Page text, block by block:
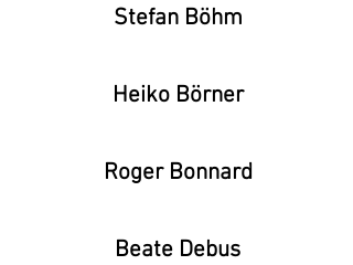
Stefan Böhm
Heiko Börner
Roger Bonnard
Beate Debus